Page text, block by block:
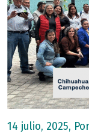
14 julio, 2025,